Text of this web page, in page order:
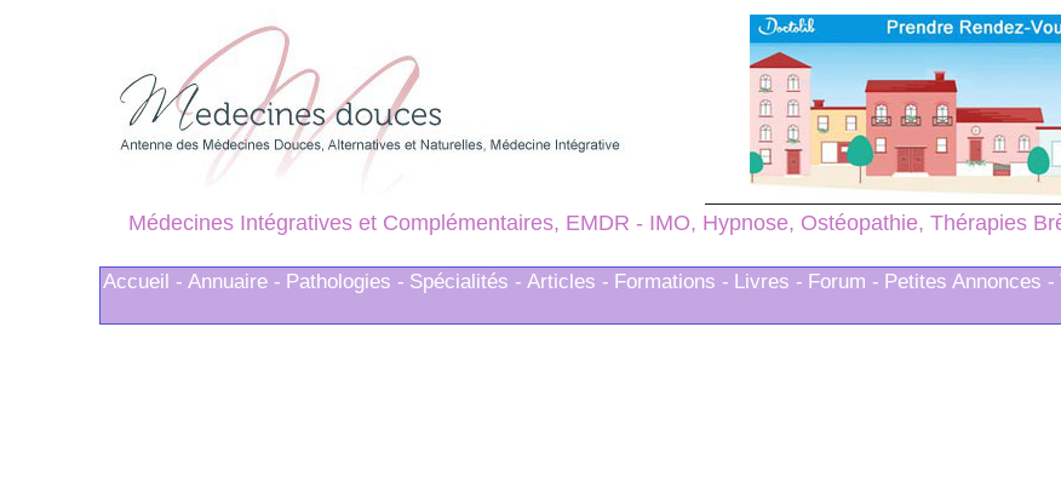
Médecines Intégratives et Complémentaires, EMDR - IMO, Hypnose, Ostéopathie, Thérapies
Accueil - Annuaire - Pathologies - Spécialités - Articles - Formations - Livres - Forum - Petites Annonces -